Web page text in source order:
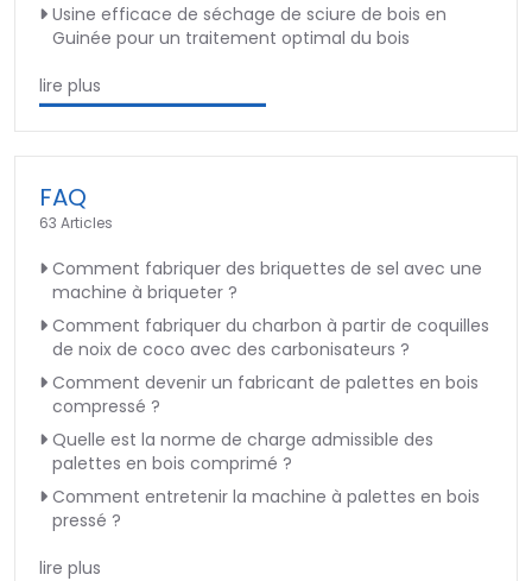
Usine efficace de séchage de sciure de bois en
Guinée pour un traitement optimal du bois
lire plus
FAQ
63 Articles
Comment fabriquer des briquettes de sel avec une
machine à briqueter ?
Comment fabriquer du charbon à partir de coquilles
de noix de coco avec des carbonisateurs ?
Comment devenir un fabricant de palettes en bois
compressé ?
Quelle est la norme de charge admissible des
palettes en bois comprimé ?
Comment entretenir la machine à palettes en bois
pressé ?
lire plus